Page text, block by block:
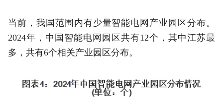
当前，我国范围内有少量智能电网产业园区分布。
2024年，中国智能电网园区共有12个，其中江苏最
多，共有6个相关产业园区分布。